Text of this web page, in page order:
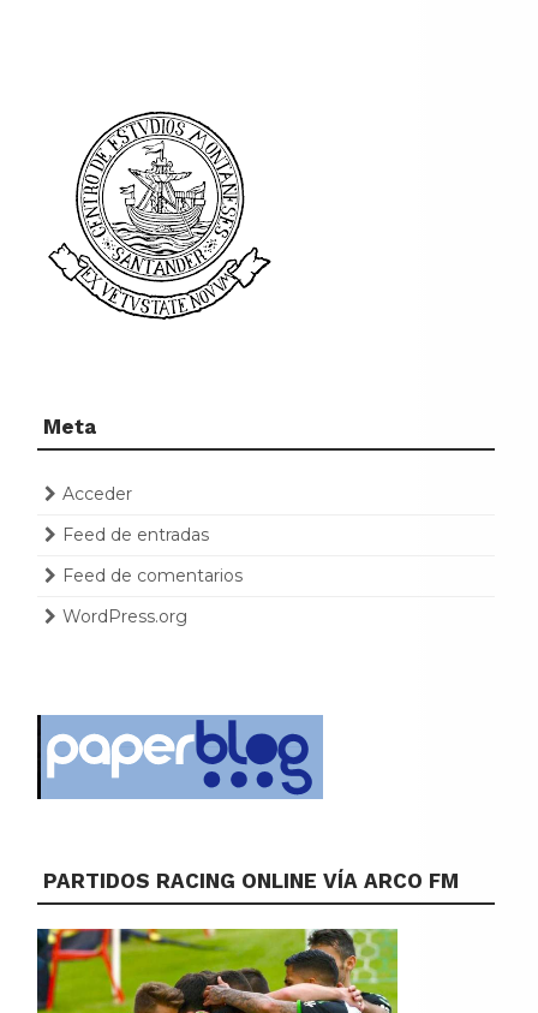
Meta
Acceder
Feed de entradas
Feed de comentarios
WordPress.org
PARTIDOS RACING ONLINE VÍA ARCO FM